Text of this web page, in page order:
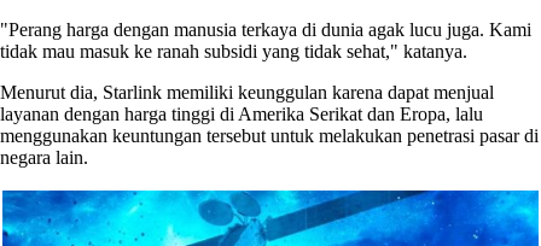
"Perang harga dengan manusia terkaya di dunia agak lucu juga. Kami
tidak mau masuk ke ranah subsidi yang tidak sehat," katanya.
Menurut dia, Starlink memiliki keunggulan karena dapat menjual
layanan dengan harga tinggi di Amerika Serikat dan Eropa, lalu
menggunakan keuntungan tersebut untuk melakukan penetrasi pasar di
negara lain.